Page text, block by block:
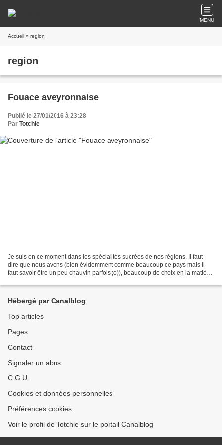
MENU
Accueil » region
region
Fouace aveyronnaise
Publié le 27/01/2016 à 23:28
Par Totchie
Je suis en ce moment dans les spécialités sucrées de nos régions. Il faut
dire que nous avons (bien évidemment comme beaucoup de pays mais il
faut savoir être un peu chauvin parfois ;o)), beaucoup de choix en la matière.
Hébergé par Canalblog
Top articles
Pages
Contact
Signaler un abus
C.G.U.
Cookies et données personnelles
Préférences cookies
Voir le profil de Totchie sur le portail Canalblog